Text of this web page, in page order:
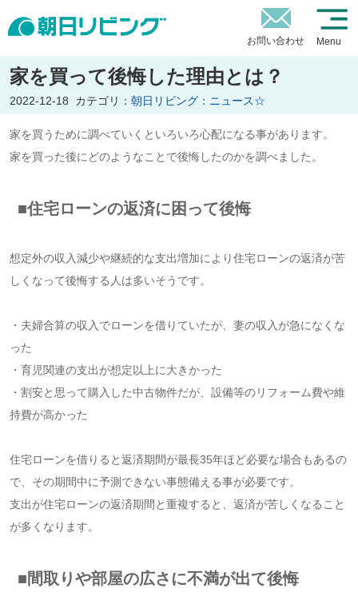
お問い合わせ Menu
家を買って後悔した理由とは？
2022-12-18 カテゴリ： 朝日リビング：ニュース☆
家を買うために調べていくといろいろ心配になる事があります。
家を買った後にどのようなことで後悔したのかを調べました。
■住宅ローンの返済に困って後悔
想定外の収入減少や継続的な支出増加により住宅ローンの返済が苦
しくなって後悔する人は多いそうです。
・夫婦合算の収入でローンを借りていたが、妻の収入が急になくな
った
・育児関連の支出が想定以上に大きかった
・割安と思って購入した中古物件だが、設備等のリフォーム費や維
持費が高かった
住宅ローンを借りると返済期間が最長35年ほど必要な場合もあるの
で、その期間中に予測できない事態備える事が必要です。
支出が住宅ローンの返済期間と重複すると、返済が苦しくなること
が多くなります。
■間取りや部屋の広さに不満が出て後悔